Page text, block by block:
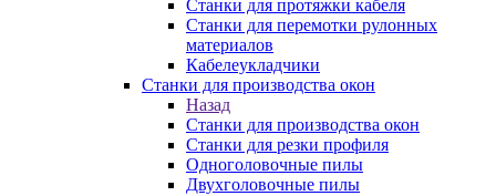
Станки для протяжки кабеля
Станки для перемотки рулонных
материалов
Кабелеукладчики
Станки для производства окон
Назад
Станки для производства окон
Станки для резки профиля
Одноголовочные пилы
Двухголовочные пилы